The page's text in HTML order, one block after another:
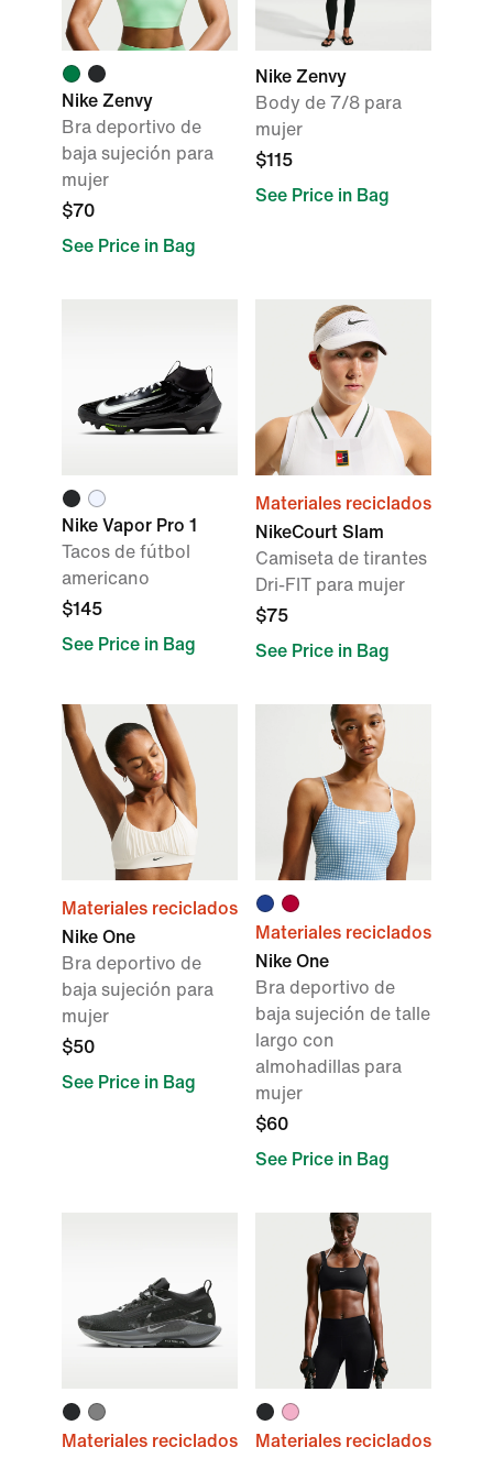
Nike Zenvy
Bra deportivo de
baja sujeción para
mujer
$70
See Price in Bag
Nike Zenvy
Body de 7/8 para
mujer
$115
See Price in Bag
Nike Vapor Pro 1
Tacos de fútbol
americano
$145
See Price in Bag
Materiales reciclados
NikeCourt Slam
Camiseta de tirantes
Dri-FIT para mujer
$75
See Price in Bag
Materiales reciclados
Nike One
Bra deportivo de
baja sujeción para
mujer
$50
See Price in Bag
Materiales reciclados
Nike One
Bra deportivo de
baja sujeción de talle
largo con
almohadillas para
mujer
$60
See Price in Bag
Materiales reciclados Materiales reciclados